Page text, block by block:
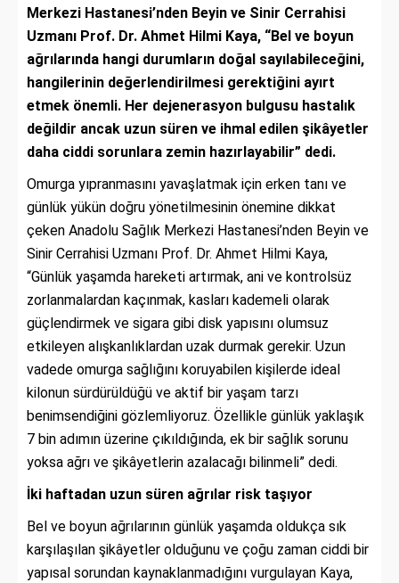
Merkezi Hastanesi’nden Beyin ve Sinir Cerrahisi
Uzmanı Prof. Dr. Ahmet Hilmi Kaya, “Bel ve boyun
ağrılarında hangi durumların doğal sayılabileceğini,
hangilerinin değerlendirilmesi gerektiğini ayırt
etmek önemli. Her dejenerasyon bulgusu hastalık
değildir ancak uzun süren ve ihmal edilen şikâyetler
daha ciddi sorunlara zemin hazırlayabilir” dedi.
Omurga yıpranmasını yavaşlatmak için erken tanı ve
günlük yükün doğru yönetilmesinin önemine dikkat
çeken Anadolu Sağlık Merkezi Hastanesi’nden Beyin ve
Sinir Cerrahisi Uzmanı Prof. Dr. Ahmet Hilmi Kaya,
“Günlük yaşamda hareketi artırmak, ani ve kontrolsüz
zorlanmalardan kaçınmak, kasları kademeli olarak
güçlendirmek ve sigara gibi disk yapısını olumsuz
etkileyen alışkanlıklardan uzak durmak gerekir. Uzun
vadede omurga sağlığını koruyabilen kişilerde ideal
kilonun sürdürüldüğü ve aktif bir yaşam tarzı
benimsendiğini gözlemliyoruz. Özellikle günlük yaklaşık
7 bin adımın üzerine çıkıldığında, ek bir sağlık sorunu
yoksa ağrı ve şikâyetlerin azalacağı bilinmeli” dedi.
İki haftadan uzun süren ağrılar risk taşıyor
Bel ve boyun ağrılarının günlük yaşamda oldukça sık
karşılaşılan şikâyetler olduğunu ve çoğu zaman ciddi bir
yapısal sorundan kaynaklanmadığını vurgulayan Kaya,